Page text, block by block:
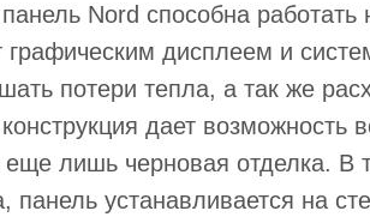
Nord способна работать
дисплеем и
потери тепла, а так же
дает возможность
лишь черновая отделка. В
панель устанавливается на